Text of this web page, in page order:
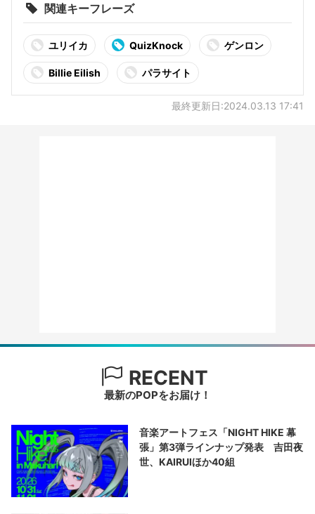
関連キーフレーズ
ユリイカ QuizKnock ゲンロン
Billie Eilish パラサイト
最終更新日:2024.03.13 17:41
RECENT
最新のPOPをお届け！
音楽アートフェス「NIGHT HIKE 幕
張」第3弾ラインナップ発表 吉田夜
世、KAIRUIほか40組